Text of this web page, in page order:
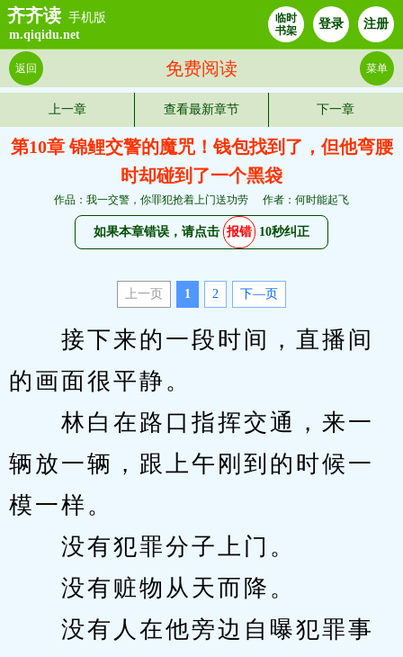
齐齐读 手机版
m.qiqidu.net
临时
书架
登录 注册
免费阅读
返回 菜单
上一章 查看最新章节 下一章
第10章 锦鲤交警的魔咒！钱包找到了，但他弯腰
时却碰到了一个黑袋
作品：我一交警，你罪犯抢着上门送功劳 作者：何时能起飞
如果本章错误，请点击 报错 10秒纠正
上一页 1 2 下—页
接下来的一段时间，直播间
的画面很平静。
林白在路口指挥交通，来一
辆放一辆，跟上午刚到的时候一
模一样。
没有犯罪分子上门。
没有赃物从天而降。
没有人在他旁边自曝犯罪事